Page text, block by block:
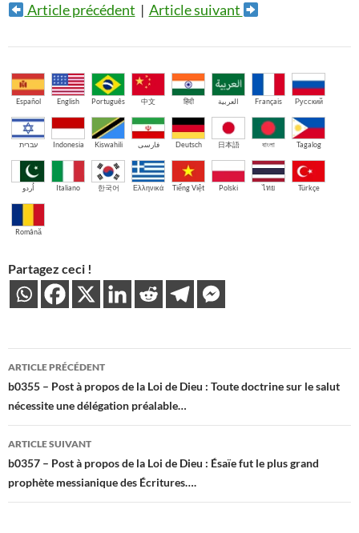
Article précédent | Article suivant
Español English Português 中文 हिंदी العربية Français Русский
עברית Indonesia Kiswahili فارسی Deutsch 日本語 বাংলা Tagalog
اُردو Italiano 한국어 Ελληνικά Tiếng Việt Polski ไทย Türkçe
Română
Partagez ceci !
Navigation
des
articles
ARTICLE PRÉCÉDENT
b0355 – Post à propos de la Loi de Dieu : Toute doctrine sur le salut
nécessite une délégation préalable…
ARTICLE SUIVANT
b0357 – Post à propos de la Loi de Dieu : Ésaïe fut le plus grand
prophète messianique des Écritures….